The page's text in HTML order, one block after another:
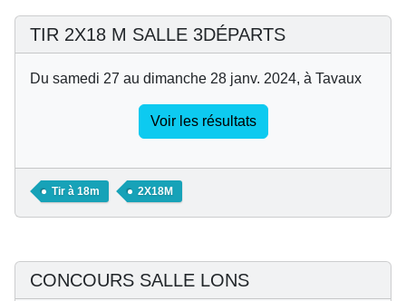
TIR 2X18 M SALLE 3DÉPARTS
Du samedi 27 au dimanche 28 janv. 2024, à Tavaux
Voir les résultats
Tir à 18m 2X18M
CONCOURS SALLE LONS